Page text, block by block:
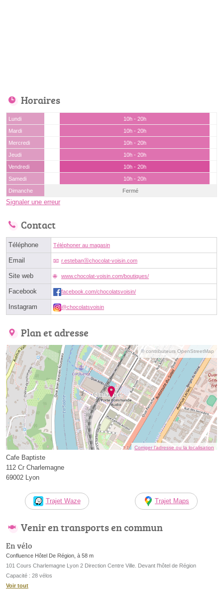
Horaires
Lundi
10h - 20h
Mardi
10h - 20h
Mercredi
10h - 20h
Jeudi
10h - 20h
Vendredi
10h - 20h
Samedi
10h - 20h
Dimanche
Fermé
Signaler une erreur
Contact
Téléphone Téléphoner au magasin
Email r.estebanⓐchocolat-voisin.com
Site web www.chocolat-voisin.com/boutiques/
Facebook facebook.com/chocolatsvoisin/
Instagram @chocolatsvoisin
Plan et adresse
© contributeurs OpenStreetMap
Corriger l’adresse ou la localisation
Cafe Baptiste
112 Cr Charlemagne
69002 Lyon
Trajet Waze Trajet Maps
Venir en transports en commun
En vélo
Confluence Hôtel De Région, à 58 m
101 Cours Charlemagne Lyon 2 Direction Centre Ville. Devant l'hôtel de Région
Capacité : 28 vélos
Voir tout